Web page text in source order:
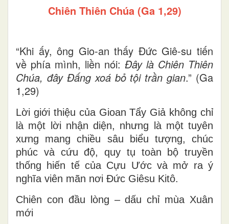
Chiên Thiên Chúa (Ga 1,29)
“Khi ấy, ông Gio-an thấy Đức Giê-su tiến
về phía mình, liền nói: Đây là Chiên Thiên
Chúa, đây Đấng xoá bỏ tội trần gian.” (Ga
1,29)
Lời giới thiệu của Gioan Tẩy Giả không chỉ
là một lời nhận diện, nhưng là một tuyên
xưng mang chiều sâu biểu tượng, chúc
phúc và cứu độ, quy tụ toàn bộ truyền
thống hiến tế của Cựu Ước và mở ra ý
nghĩa viên mãn nơi Đức Giêsu Kitô.
Chiên con đầu lòng – dấu chỉ mùa Xuân
mới